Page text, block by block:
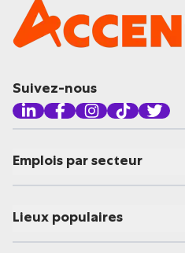
Suivez-nous
Emplois par secteur
Lieux populaires